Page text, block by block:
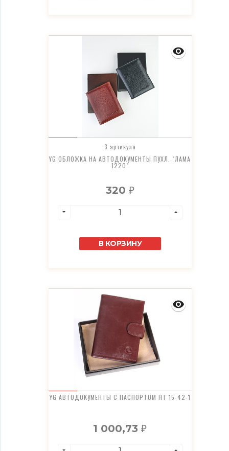
3 артикула
YG ОБЛОЖКА НА АВТОДОКУМЕНТЫ ПУХЛ. "ЛАМА
1220"
320 ₽
В КОРЗИНУ
YG АВТОДОКУМЕНТЫ С ПАСПОРТОМ HT 15-42-1
1 000,73₽